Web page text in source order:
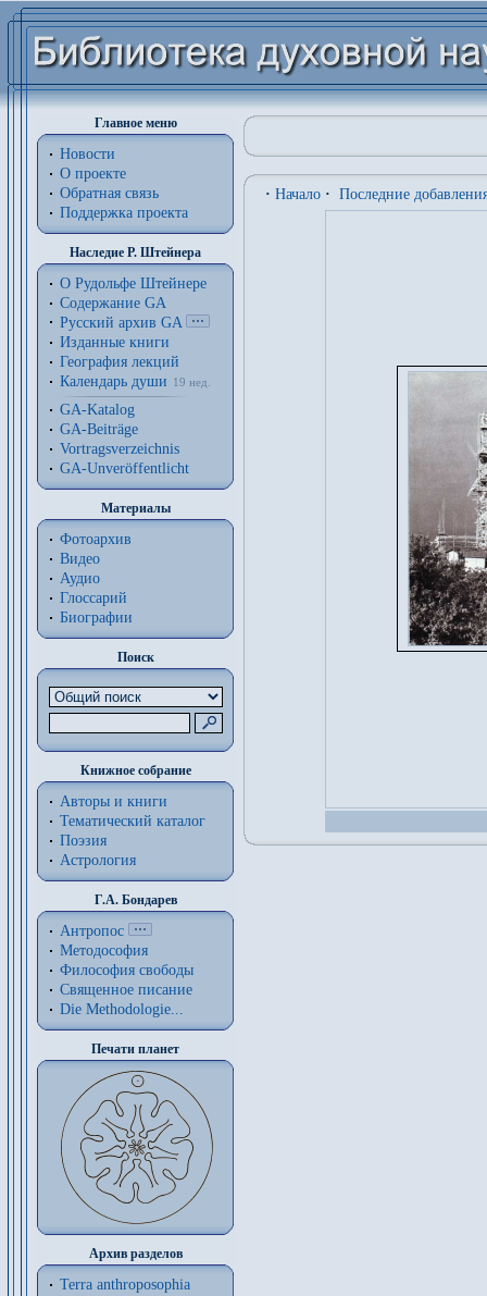
Главное меню
Новости
О проекте
Обратная связь
Поддержка проекта
Наследие Р. Штейнера
О Рудольфе Штейнере
Содержание GA
Русский архив GA
Изданные книги
География лекций
Календарь души
19 нед.
GA-Katalog
GA-Beiträge
Vortragsverzeichnis
GA-Unveröffentlicht
Материалы
Фотоархив
Видео
Аудио
Глоссарий
Биографии
Поиск
Книжное собрание
Авторы и книги
Тематический каталог
Поэзия
Астрология
Г.А. Бондарев
Антропос
Методософия
Философия cвободы
Священное писание
Die Methodologie...
Печати планет
Архив разделов
Terra anthroposophia
· Начало · Последние